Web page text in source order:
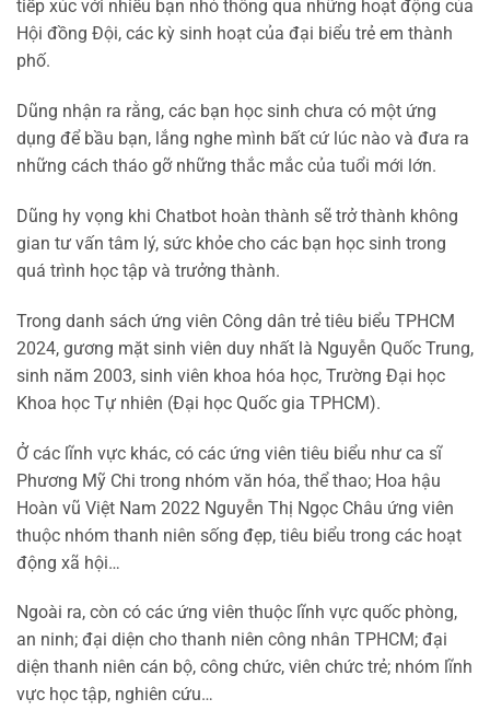
tiếp xúc với nhiều bạn nhỏ thông qua những hoạt động của
Hội đồng Đội, các kỳ sinh hoạt của đại biểu trẻ em thành
phố.
Dũng nhận ra rằng, các bạn học sinh chưa có một ứng
dụng để bầu bạn, lắng nghe mình bất cứ lúc nào và đưa ra
những cách tháo gỡ những thắc mắc của tuổi mới lớn.
Dũng hy vọng khi Chatbot hoàn thành sẽ trở thành không
gian tư vấn tâm lý, sức khỏe cho các bạn học sinh trong
quá trình học tập và trưởng thành.
Trong danh sách ứng viên Công dân trẻ tiêu biểu TPHCM
2024, gương mặt sinh viên duy nhất là Nguyễn Quốc Trung,
sinh năm 2003, sinh viên khoa hóa học, Trường Đại học
Khoa học Tự nhiên (Đại học Quốc gia TPHCM).
Ở các lĩnh vực khác, có các ứng viên tiêu biểu như ca sĩ
Phương Mỹ Chi trong nhóm văn hóa, thể thao; Hoa hậu
Hoàn vũ Việt Nam 2022 Nguyễn Thị Ngọc Châu ứng viên
thuộc nhóm thanh niên sống đẹp, tiêu biểu trong các hoạt
động xã hội…
Ngoài ra, còn có các ứng viên thuộc lĩnh vực quốc phòng,
an ninh; đại diện cho thanh niên công nhân TPHCM; đại
diện thanh niên cán bộ, công chức, viên chức trẻ; nhóm lĩnh
vực học tập, nghiên cứu…